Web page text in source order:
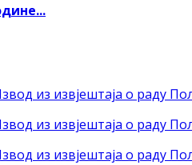
из извјештаја о раду
из извјештаја о раду
из извјештаја о раду